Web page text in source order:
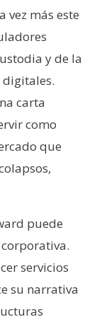
vez más este
y de la
carta
como
que
puede
servicios
su narrativa